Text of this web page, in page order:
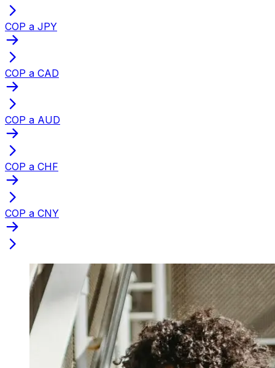
COP a JPY
COP a CAD
COP a AUD
COP a CHF
COP a CNY